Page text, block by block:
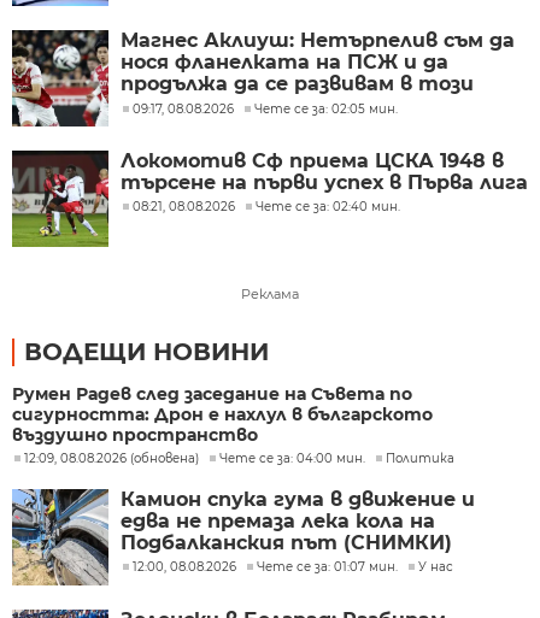
Магнес Аклиуш: Нетърпелив съм да
нося фланелката на ПСЖ и да
продължа да се развивам в този
велик клуб
09:17, 08.08.2026 Чете се за: 02:05 мин.
Локомотив Сф приема ЦСКА 1948 в
търсене на първи успех в Първа лига
08:21, 08.08.2026 Чете се за: 02:40 мин.
Реклама
ВОДЕЩИ НОВИНИ
Румен Радев след заседание на Съвета по
сигурността: Дрон е нахлул в българското
въздушно пространство
12:09, 08.08.2026 (обновена) Чете се за: 04:00 мин. Политика
Камион спука гума в движение и
едва не премаза лека кола на
Подбалканския път (СНИМКИ)
12:00, 08.08.2026 Чете се за: 01:07 мин. У нас